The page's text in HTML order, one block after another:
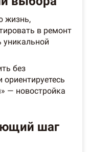
жизнь,
в ремонт
без
— новостройка
шаг